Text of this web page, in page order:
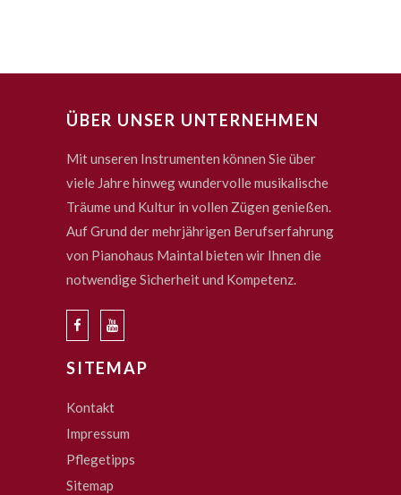
ÜBER UNSER UNTERNEHMEN
Mit unseren Instrumenten können Sie über
viele Jahre hinweg wundervolle musikalische
Träume und Kultur in vollen Zügen genießen.
Auf Grund der mehrjährigen Berufserfahrung
von Pianohaus Maintal bieten wir Ihnen die
notwendige Sicherheit und Kompetenz.
SITEMAP
Kontakt
Impressum
Pflegetipps
Sitemap